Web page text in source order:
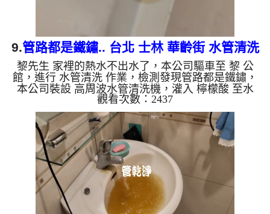
9.管路都是鐵鏽.. 台北 士林 華齡街 水管清洗
黎先生 家裡的熱水不出水了，本公司驅車至 黎 公
館，進行 水管清洗 作業，檢測發現管路都是鐵鏽，
本公司裝設 高周波水管清洗機，灌入 檸檬酸 至水
管，等了約15分，開啟 水管清洗機 ，啟動 螺旋波 模
式，剛開始流出咖啡色髒水，越來就越香濃，兩個多
小時後，熱水出水量恢復正常了。 如是自來水，如
水管老化，會產生鐵鏽跟泥沙堆積，洗出來的水就會
是咖啡色，地下水含有氧化錳，管壁上會結成黑色管
垢，洗出來的水會跟石油一樣黑，有些洗出綠色的
水，是因為裡面有銅的物質，生鏽產生銅綠，如是藍
色的水，是因為水龍頭合...
觀看次數：2437